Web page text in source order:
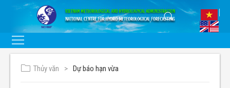
Thủy văn Dự báo hạn vừa